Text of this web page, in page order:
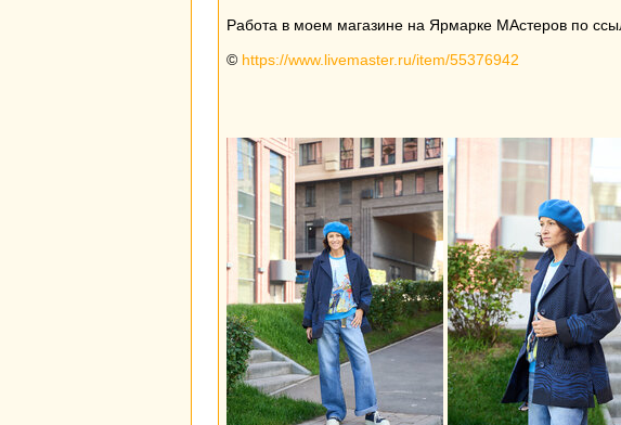
Работа в моем магазине на Ярмарке МАстеров по
© https://www.livemaster.ru/item/55376942